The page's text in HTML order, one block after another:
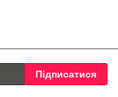
Підписатися